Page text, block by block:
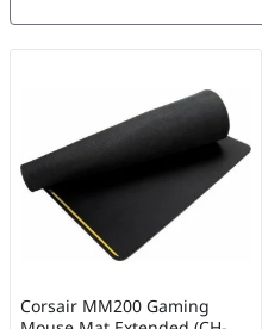
Corsair MM200 Gaming